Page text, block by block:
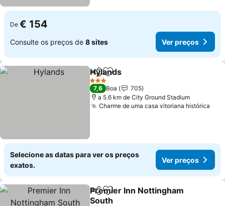
De € 154
Consulte os preços de 8 sites Ver preços
PartilharAdicionar aos favoritos
Hylands
3 Estrelas
7,6 Boa
705
a 5.6 km de City Ground Stadium
Charme de uma casa vitoriana histórica
Selecione as datas para ver os preços
exatos.
Ver preços
PartilharAdicionar aos favoritos
Premier Inn Nottingham
South